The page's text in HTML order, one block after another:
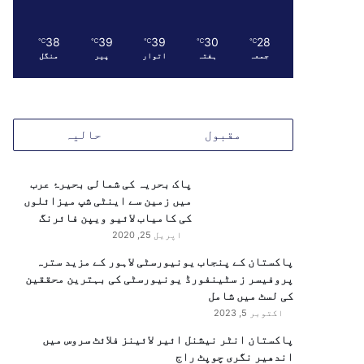
28
℃
جمعہ
30
℃
ہفتہ
39
℃
اتوار
39
℃
پیر
38
℃
منگل
مقبول حالیہ
پاک بحریہ کی شمالی بحیرۂ عرب
میں زمین سے اینٹی شپ میزائلوں
کی کامیاب لائیو ویپن فائرنگ
اپریل 25, 2020
پاکستان کے پنجاب یونیورسٹی لاہور کے مزید سترہ
پروفیسر ز سٹینفورڈ یونیورسٹی کی بہترین محققین
کی لسٹ میں شامل
اکتوبر 5, 2023
پاکستان انٹر نیشنل ائیر لائینز فلائٹ سروس میں
اندھیر نگری چوپٹ راج